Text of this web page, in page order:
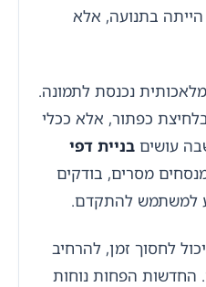
בתנועה, אלא
נכנסת לתמונה.
כפתור, אלא ככלי
עושים בניית דפי
מסרים, בודקים
למשתמש להתקדם.
החדשות הטובות הן ש-AI יכול לחסוך זמן, להרחיב
החדשות הפחות נוחות